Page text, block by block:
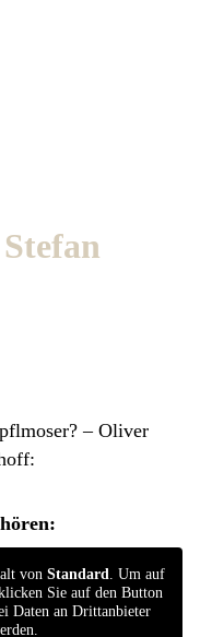
– Oliver
von Standard
. Um auf
Sie auf den Button
Daten an Drittanbieter